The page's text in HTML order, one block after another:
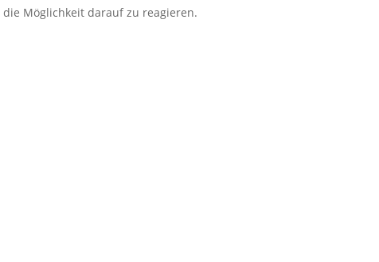
Möglichkeit darauf zu reagieren.